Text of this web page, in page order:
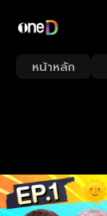
หน้าหลัก